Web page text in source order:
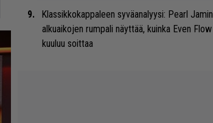
Klassikkokappaleen syväanalyysi: Pearl Jamin
alkuaikojen rumpali näyttää, kuinka Even Flow
kuuluu soittaa